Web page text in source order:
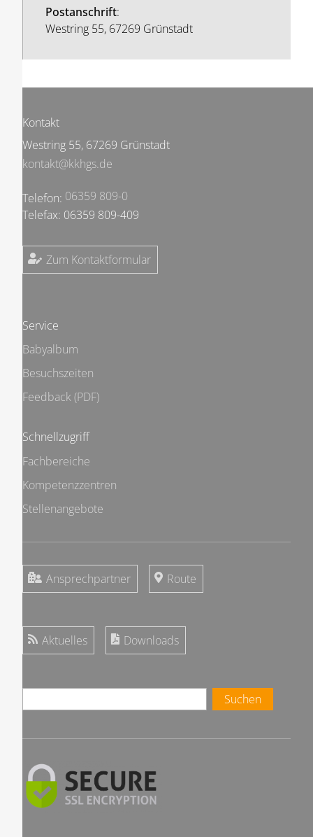
Postanschrift:
Westring 55, 67269 Grünstadt
Kontakt
Westring 55, 67269 Grünstadt
kontakt@kkhgs.de
Telefon: 06359 809-0
Telefax: 06359 809-409
Zum Kontaktformular
Service
Babyalbum
Besuchszeiten
Feedback (PDF)
Schnellzugriff
Fachbereiche
Kompetenzzentren
Stellenangebote
Ansprechpartner Route
Aktuelles Downloads
Suchen